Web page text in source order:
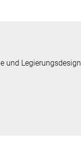
und Legierungsdesign